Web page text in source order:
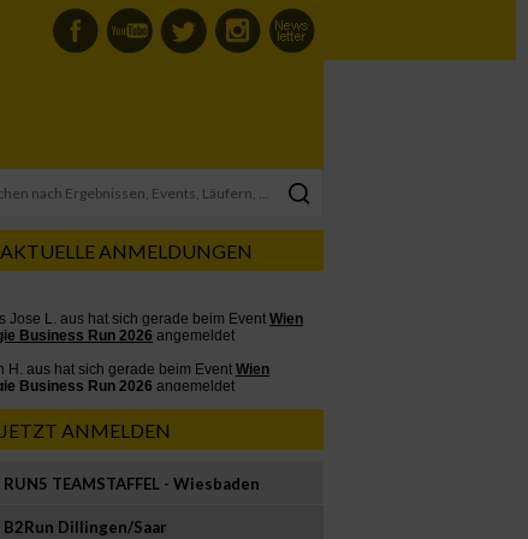
AKTUELLE ANMELDUNGEN
JETZT ANMELDEN
RUN5 TEAMSTAFFEL - Wiesbaden
B2Run Dillingen/Saar